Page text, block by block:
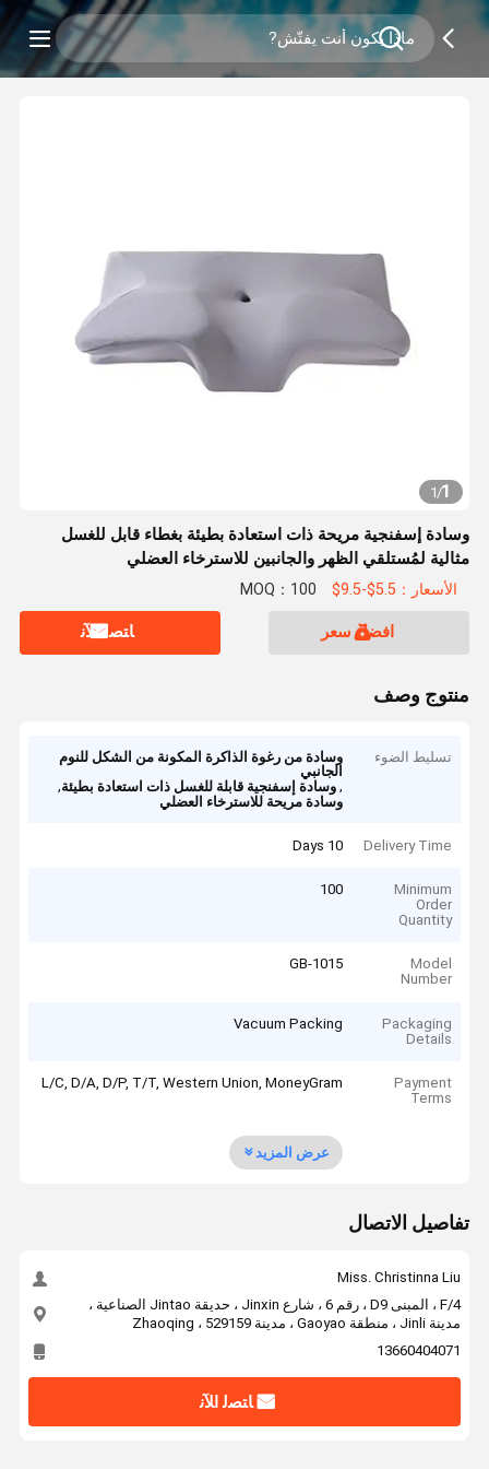
1
/
1
وسادة إسفنجية مريحة ذات استعادة بطيئة بغطاء قابل للغسل
مثالية لمُستلقي الظهر والجانبين للاسترخاء العضلي
الأسعار：5.5$-9.5$ MOQ：100
افضل سعر ﺎﺘﺼﻟ ﺍﻶﻧ
منتوج وصف
تسليط الضوء
وسادة من رغوة الذاكرة المكونة من الشكل للنوم
الجانبي
,وسادة إسفنجية قابلة للغسل ذات استعادة بطيئة,
وسادة مريحة للاسترخاء العضلي
Delivery Time
10 Days
Minimum
Order
Quantity
100
Model
Number
GB-1015
Packaging
Details
Vacuum Packing
Payment
Terms
L/C, D/A, D/P, T/T, Western Union, MoneyGram
عرض المزيد
تفاصيل الاتصال
Miss. Christinna Liu
4/F ، المبنى D9 ، رقم 6 ، شارع Jinxin ، حديقة Jintao الصناعية ،
مدينة Jinli ، منطقة Gaoyao ، مدينة Zhaoqing ، 529159
13660404071
ﺎﺘﺼﻟ ﺍﻶﻧ